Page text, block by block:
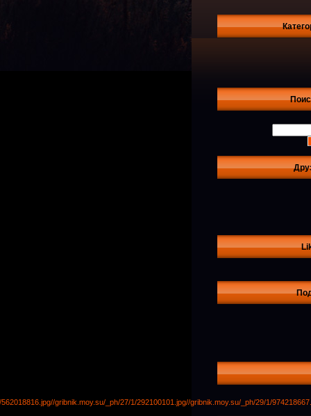
//gribnik.moy.su/_ph/27/1/292100101.jpg//gribnik.moy.su/_ph/29/1/